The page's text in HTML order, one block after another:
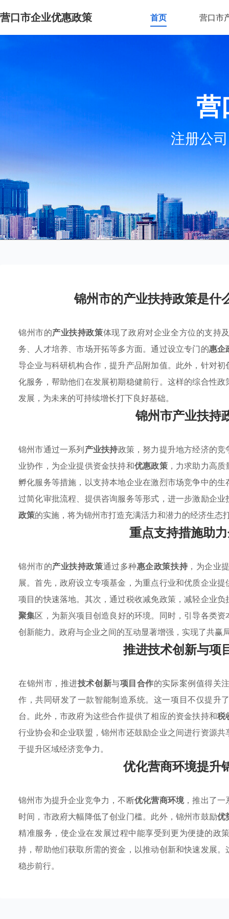
营口市企业优惠政策 首页 营口市
营
注册公
锦州市的产业扶持政策是什
锦州市的产业扶持政策体现了政府对企业全方位的支持
务、人才培养、市场开拓等多方面。通过设立专门的惠企
导企业与科研机构合作，提升产品附加值。此外，针对
化服务，帮助他们在发展初期稳健前行。这样的综合性
发展，为未来的可持续增长打下良好基础。
锦州市产业扶持
锦州市通过一系列产业扶持政策，努力提升地方经济的
业协作，为企业提供资金扶持和优惠政策，力求助力高质
孵化服务等措施，以支持本地企业在激烈市场竞争中的
过简化审批流程、提供咨询服务等形式，进一步激励企
政策的实施，将为锦州市打造充满活力和潜力的经济生态
重点支持措施助
锦州市的产业扶持政策通过多种惠企政策扶持 ，为企业
展。首先，政府设立专项基金，为重点行业和优质企业
项目的快速落地。其次，通过税收减免政策，减轻企业
聚集区，为新兴项目创造良好的环境。同时，引导各类
创新能力。政府与企业之间的互动显著增强，实现了共赢
推进技术创新与项
在锦州市，推进技术创新与项目合作的实际案例值得关
作，共同研发了一款智能制造系统。这一项目不仅提升
台。此外，市政府为这些合作提供了相应的资金扶持和税
行业协会和企业联盟，锦州市还鼓励企业之间进行资源
于提升区域经济竞争力。
优化营商环境提升
锦州市为提升企业竞争力，不断优化营商环境，推出了一
时间，市政府大幅降低了创业门槛。此外，锦州市鼓励优
精准服务，使企业在发展过程中能享受到更为便捷的政
持，帮助他们获取所需的资金，以推动创新和快速发展
稳步前行。